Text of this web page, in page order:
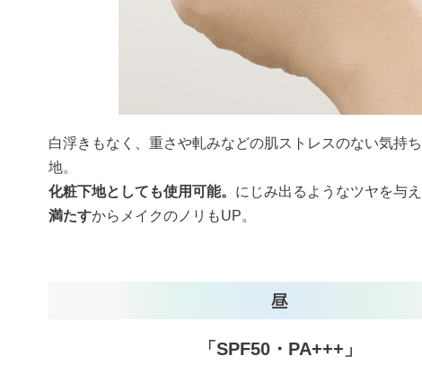
白浮きもなく、重さや軋みなどの肌ストレスのない気持
地。
化粧下地としても使用可能。 にじみ出るようなツヤを与え
満たすからメイクのノリもUP。
「SPF50・PA+++」